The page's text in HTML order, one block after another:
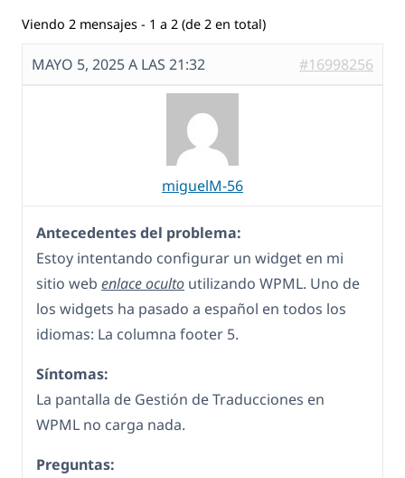
Viendo 2 mensajes - 1 a 2 (de 2 en total)
MAYO 5, 2025 A LAS 21:32 #16998256
miguelM-56
Antecedentes del problema:
Estoy intentando configurar un widget en mi
sitio web enlace oculto utilizando WPML. Uno de
los widgets ha pasado a español en todos los
idiomas: La columna footer 5.
Síntomas:
La pantalla de Gestión de Traducciones en
WPML no carga nada.
Preguntas: